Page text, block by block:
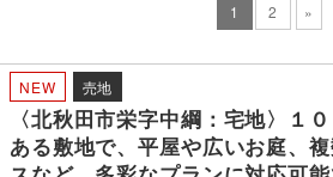
1 2 »
NEW 売地
〈北秋田市栄字中綱：宅地〉１
ある敷地で、平屋や広いお庭、